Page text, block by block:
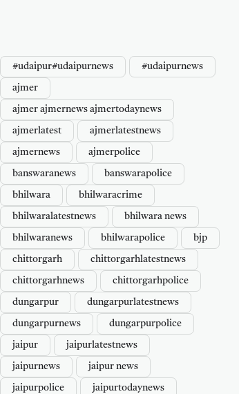
#udaipur#udaipurnews #udaipurnews
ajmer
ajmer ajmernews ajmertodaynews
ajmerlatest ajmerlatestnews
ajmernews ajmerpolice
banswaranews banswarapolice
bhilwara bhilwaracrime
bhilwaralatestnews bhilwara news
bhilwaranews bhilwarapolice bjp
chittorgarh chittorgarhlatestnews
chittorgarhnews chittorgarhpolice
dungarpur dungarpurlatestnews
dungarpurnews dungarpurpolice
jaipur jaipurlatestnews
jaipurnews jaipur news
jaipurpolice jaipurtodaynews